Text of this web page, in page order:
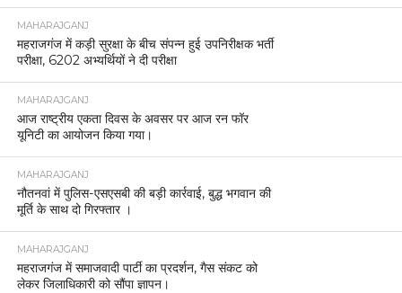
MAHARAJGANJ
महराजगंज में कड़ी सुरक्षा के बीच संपन्न हुई उपनिरीक्षक भर्ती
परीक्षा, 6202 अभ्यर्थियों ने दी परीक्षा
MAHARAJGANJ
आज राष्ट्रीय एकता दिवस के अवसर पर आज रन फॉर
यूनिटी का आयोजन किया गया।
MAHARAJGANJ
नौतनवां में पुलिस-एसएसबी की बड़ी कार्रवाई, बुद्ध भगवान की
मूर्ति के साथ दो गिरफ्तार ।
MAHARAJGANJ
महराजगंज में समाजवादी पार्टी का प्रदर्शन, गैस संकट को
लेकर जिलाधिकारी को सौंपा ज्ञापन।